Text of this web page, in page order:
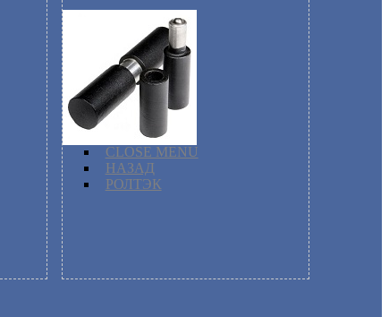
CLOSE MENU
НАЗАД
РОЛТЭК